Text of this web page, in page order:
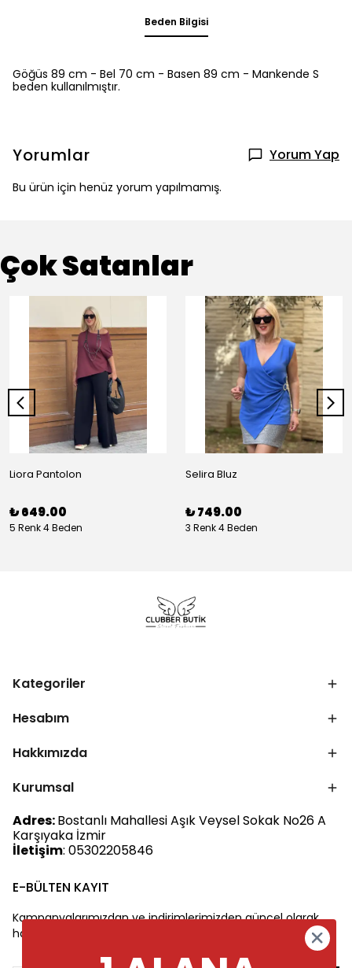
Beden Bilgisi
Göğüs 89 cm - Bel 70 cm - Basen 89 cm - Mankende S
beden kullanılmıştır.
Yorumlar Yorum Yap
Bu ürün için henüz yorum yapılmamış.
Çok Satanlar
Liora Pantolon
₺ 649.00
5 Renk 4 Beden
Selira Bluz
₺ 749.00
3 Renk 4 Beden
Kategoriler
Hesabım
Hakkımızda
Kurumsal
Adres:Bostanlı Mahallesi Aşık Veysel Sokak No26 A
Karşıyaka İzmir
İletişim: 05302205846
E-BÜLTEN KAYIT
Kampanyalarımızdan ve indirimlerimizden güncel olarak
haberdar olun.